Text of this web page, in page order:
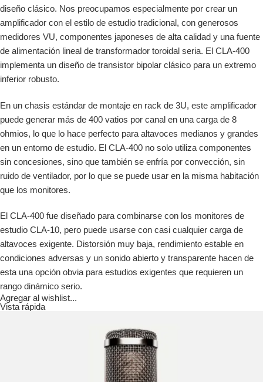
diseño clásico. Nos preocupamos especialmente por crear un
amplificador con el estilo de estudio tradicional, con generosos
medidores VU, componentes japoneses de alta calidad y una fuente
de alimentación lineal de transformador toroidal seria. El CLA-400
implementa un diseño de transistor bipolar clásico para un extremo
inferior robusto.
En un chasis estándar de montaje en rack de 3U, este amplificador
puede generar más de 400 vatios por canal en una carga de 8
ohmios, lo que lo hace perfecto para altavoces medianos y grandes
en un entorno de estudio. El CLA-400 no solo utiliza componentes
sin concesiones, sino que también se enfría por convección, sin
ruido de ventilador, por lo que se puede usar en la misma habitación
que los monitores.
El CLA-400 fue diseñado para combinarse con los monitores de
estudio CLA-10, pero puede usarse con casi cualquier carga de
altavoces exigente. Distorsión muy baja, rendimiento estable en
condiciones adversas y un sonido abierto y transparente hacen de
esta una opción obvia para estudios exigentes que requieren un
rango dinámico serio.
Agregar al wishlist...
Vista rápida